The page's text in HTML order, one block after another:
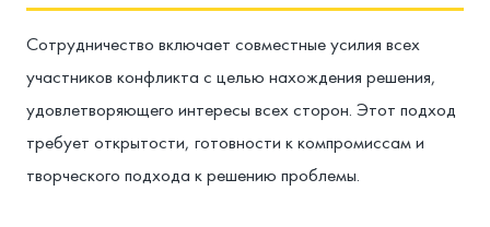
Сотрудничество включает совместные усилия всех
участников конфликта с целью нахождения решения,
удовлетворяющего интересы всех сторон. Этот подход
требует открытости, готовности к компромиссам и
творческого подхода к решению проблемы.